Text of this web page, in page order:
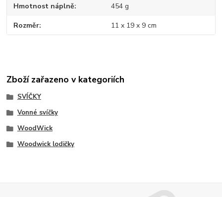
Hmotnost náplně 454 g
Rozměr 11 x 19 x 9 cm
Zboží zařazeno v kategoriích
SVÍČKY
Vonné svíčky
WoodWick
Woodwick lodičky